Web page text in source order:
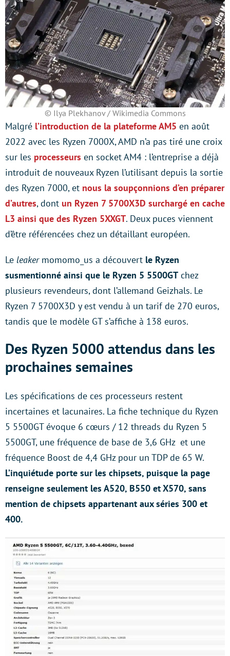
© Ilya Plekhanov / Wikimedia Commons
Malgré l’introduction de la plateforme AM5 en août
2022 avec les Ryzen 7000X, AMD n’a pas tiré une croix
sur les processeurs en socket AM4 : l’entreprise a déjà
introduit de nouveaux Ryzen l’utilisant depuis la sortie
des Ryzen 7000, et nous la soupçonnions d’en préparer
d’autres, dont un Ryzen 7 5700X3D surchargé en cache
L3 ainsi que des Ryzen 5XXGT. Deux puces viennent
d’être référencées chez un détaillant européen.
Le leakermomomo_us a découvert le Ryzen
susmentionné ainsi que le Ryzen 5 5500GT chez
plusieurs revendeurs, dont l’allemand Geizhals. Le
Ryzen 7 5700X3D y est vendu à un tarif de 270 euros,
tandis que le modèle GT s’affiche à 138 euros.
Des Ryzen 5000 attendus dans les
prochaines semaines
Les spécifications de ces processeurs restent
incertaines et lacunaires. La fiche technique du Ryzen
5 5500GT évoque 6 cœurs / 12 threads du Ryzen 5
5500GT, une fréquence de base de 3,6 GHz et une
fréquence Boost de 4,4 GHz pour un TDP de 65 W.
L’inquiétude porte sur les chipsets, puisque la page
renseigne seulement les A520, B550 et X570, sans
mention de chipsets appartenant aux séries 300 et
400.